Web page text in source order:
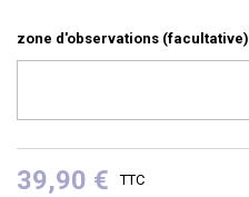
zone d'observations (facultative)
39,90 € TTC